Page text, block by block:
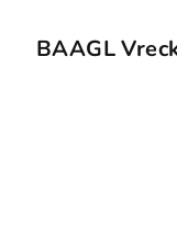
BAAGL